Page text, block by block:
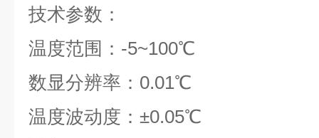
技术参数：
温度范围：-5~100℃
数显分辨率：0.01℃
温度波动度：±0.05℃